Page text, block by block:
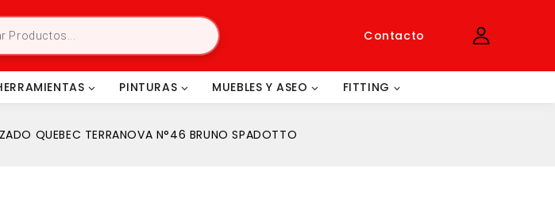
Contacto
PINTURAS MUEBLES Y ASEO FITTING
QUEBEC TERRANOVA N°46 BRUNO SPADOTTO